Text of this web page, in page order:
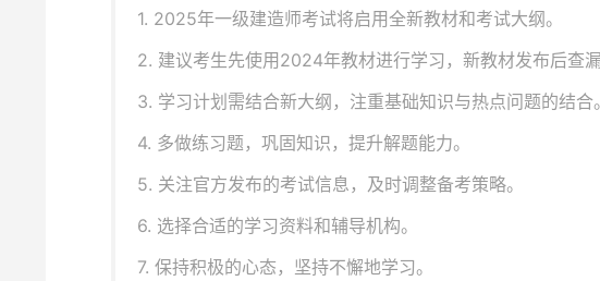
1. 2025年一级建造师考试将启用全新教材和考试大纲。
2. 建议考生先使用2024年教材进行学习，新教材发布后查漏
3. 学习计划需结合新大纲，注重基础知识与热点问题的结合。
4. 多做练习题，巩固知识，提升解题能力。
5. 关注官方发布的考试信息，及时调整备考策略。
6. 选择合适的学习资料和辅导机构。
7. 保持积极的心态，坚持不懈地学习。